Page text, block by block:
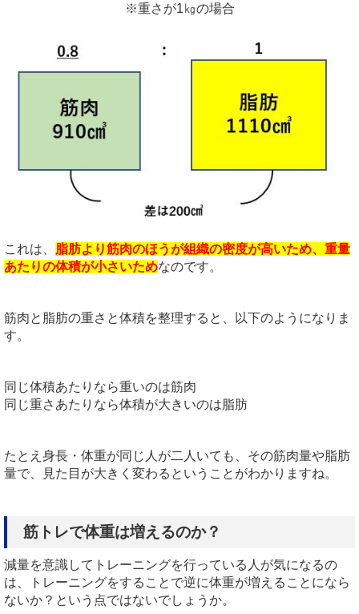
※重さが1㎏の場合
これは、 脂肪より筋肉のほうが組織の密度が高いため、重量
あたりの体積が小さいためなのです。
筋肉と脂肪の重さと体積を整理すると、以下のようになりま
す。
同じ体積あたりなら重いのは筋肉
同じ重さあたりなら体積が大きいのは脂肪
たとえ身長・体重が同じ人が二人いても、その筋肉量や脂肪
量で、見た目が大きく変わるということがわかりますね。
筋トレで体重は増えるのか？
減量を意識してトレーニングを行っている人が気になるの
は、トレーニングをすることで逆に体重が増えることになら
ないか？という点ではないでしょうか。